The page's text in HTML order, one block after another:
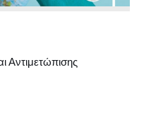
Αντιμετώπισης